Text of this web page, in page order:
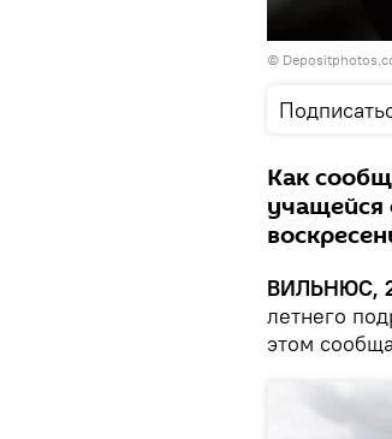
©
Как
ВИЛЬНЮС,
летнего
этом